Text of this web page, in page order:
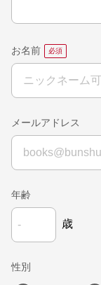
お名前
メールアドレス
年齢
歳
性別